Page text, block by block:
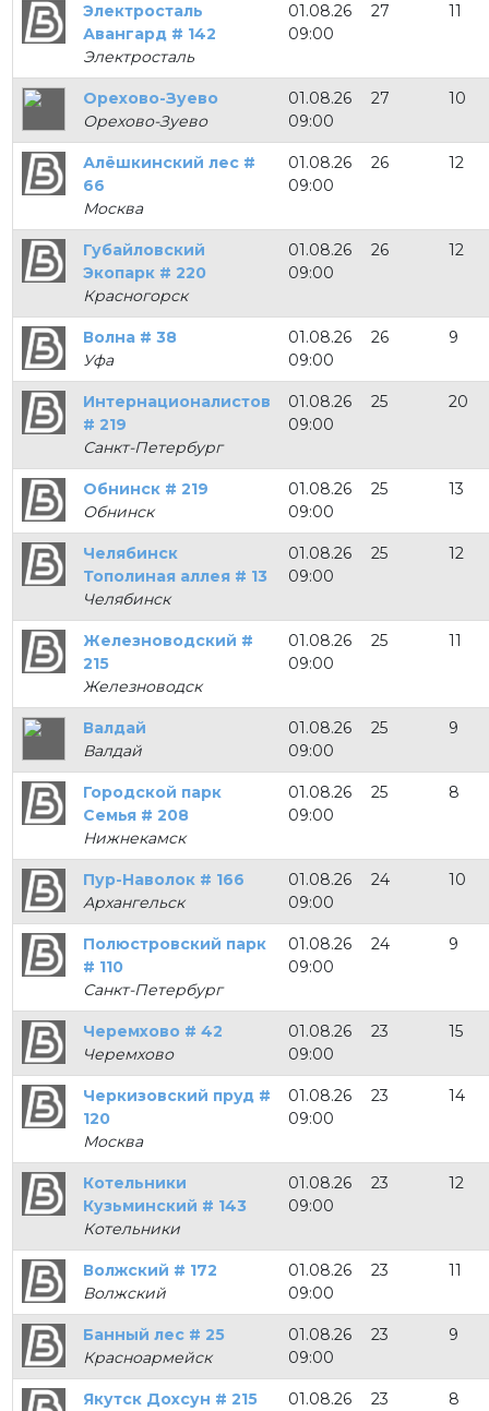
Электросталь
Авангард # 142
Электросталь
01.08.26
09:00
27 11
Орехово-Зуево
Орехово-Зуево
01.08.26
09:00
27 10
Алёшкинский лес #
66
Москва
01.08.26
09:00
26 12
Губайловский
Экопарк # 220
Красногорск
01.08.26
09:00
26 12
Волна # 38
Уфа
01.08.26
09:00
26 9
Интернационалистов
# 219
Санкт-Петербург
01.08.26
09:00
25 20
Обнинск # 219
Обнинск
01.08.26
09:00
25 13
Челябинск
Тополиная аллея # 13
Челябинск
01.08.26
09:00
25 12
Железноводский #
215
Железноводск
01.08.26
09:00
25 11
Валдай
Валдай
01.08.26
09:00
25 9
Городской парк
Семья # 208
Нижнекамск
01.08.26
09:00
25 8
Пур-Наволок # 166
Архангельск
01.08.26
09:00
24 10
Полюстровский парк
# 110
Санкт-Петербург
01.08.26
09:00
24 9
Черемхово # 42
Черемхово
01.08.26
09:00
23 15
Черкизовский пруд #
120
Москва
01.08.26
09:00
23 14
Котельники
Кузьминский # 143
Котельники
01.08.26
09:00
23 12
Волжский # 172
Волжский
01.08.26
09:00
23 11
Банный лес # 25
Красноармейск
01.08.26
09:00
23 9
Якутск Дохсун # 215
01.08.26
23 8